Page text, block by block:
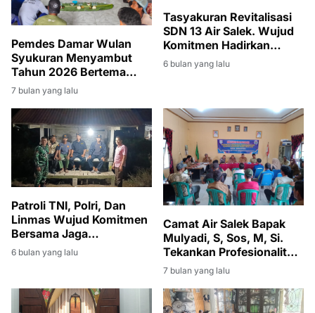
Pemdes Damar Wulan
Syukuran Menyambut
Tahun 2026 Bertema
"AKUR " Amanah
Kebersamaan Unggul Dan
Religius
7 bulan yang lalu
Tasyakuran Revitalisasi
SDN 13 Air Salek. Wujud
Komitmen Hadirkan
Sekolah Aman dan Layak
6 bulan yang lalu
Patroli TNI, Polri, Dan
Linmas Wujud Komitmen
Bersama Jaga
Kamtibmas Desa Bintaran
6 bulan yang lalu
Camat Air Salek Bapak
Mulyadi, S, Sos, M, Si.
Tekankan Profesionalitas
dan Transparansi
Pemerintah Desa
7 bulan yang lalu